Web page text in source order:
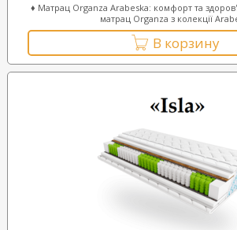
♦ Матрац Organza Arabeska: комфорт та
матрац Organza з колекції
В корзину